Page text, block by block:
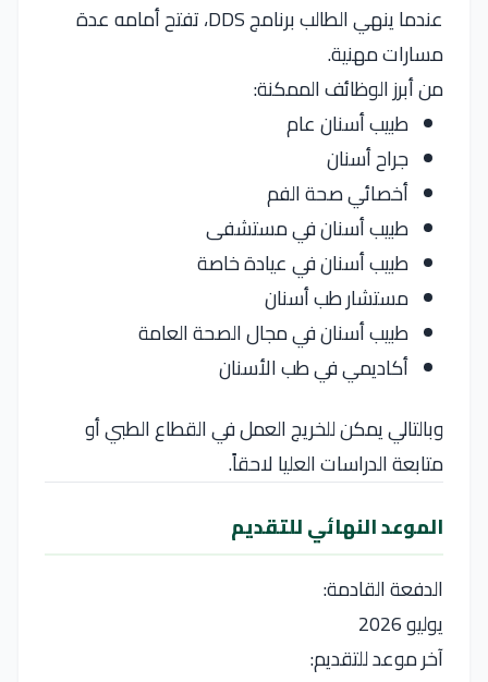
عندما ينهي الطالب برنامج DDS، تفتح أمامه عدة
مسارات مهنية.
من أبرز الوظائف الممكنة:
طبيب أسنان عام
جراح أسنان
أخصائي صحة الفم
طبيب أسنان في مستشفى
طبيب أسنان في عيادة خاصة
مستشار طب أسنان
طبيب أسنان في مجال الصحة العامة
أكاديمي في طب الأسنان
وبالتالي يمكن للخريج العمل في القطاع الطبي أو
متابعة الدراسات العليا لاحقاً.
الموعد النهائي للتقديم
الدفعة القادمة:
يوليو 2026
آخر موعد للتقديم: